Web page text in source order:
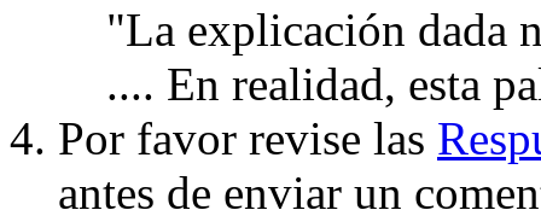
"La explicación dada
.... En realidad, esta
Por favor revise las
antes de enviar un